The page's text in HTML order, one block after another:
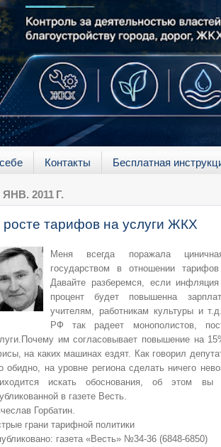
Контакты Бесплатная
ЯНВ. 2011 Г.
тарифов на услуги ЖКХ
Меня всегда поражала
государством в отношении
Давайте разберемся, если
процент будет повышенна
учителям, работникам культуры и
РФ так радеет монополистов,
им согласовывает повышение на
на каких машинах ездят. Как говорил
обидно, на уровне региона сделать ничего
искать обоснования, об этом
в газете Весть.
Горбатин.
грани тарифной политики
газета «Весть» №34-36 (6848-6850)